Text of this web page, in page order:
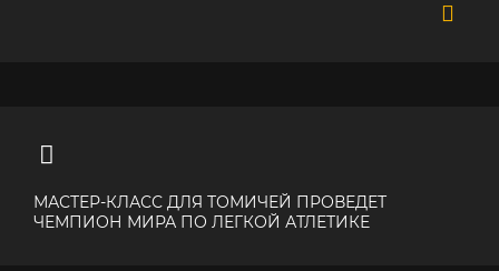
МАСТЕР-КЛАСС ДЛЯ ТОМИЧЕЙ ПРОВЕДЕТ
ЧЕМПИОН МИРА ПО ЛЕГКОЙ АТЛЕТИКЕ